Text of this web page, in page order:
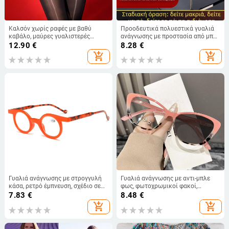
Καλσόν χωρίς ραφές με βαθύ
καβάλο, μαύρες γυαλιστερές
νάιλον κάλτσες με δαντέλα, σέξι
Matchmaker
12.90 €
add_shopping_cart
Προοδευτικά πολυεστικά γυαλιά
ανάγνωσης με προστασία από μπλε
φως, πολυκαρβονικά φακοί,
απόσταση, μεσαίο και κοντινό
8.28 €
add_shopping_cart
Γυαλιά ανάγνωσης με στρογγυλή
κάσα, ρετρό έμπνευση, σχέδιο σε
μπλοκ χρωμάτων, ευέλικτα
7.83 €
add_shopping_cart
Γυαλιά ανάγνωσης με αντι-μπλε
φως, φωτοχρωμικοί φακοί,
σκελετός cat-eye, υψηλής
8.48 €
add_shopping_cart